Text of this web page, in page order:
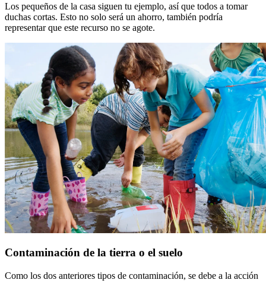
Los pequeños de la casa siguen tu ejemplo, así que todos a tomar
duchas cortas. Esto no solo será un ahorro, también podría
representar que este recurso no se agote.
Contaminación de la tierra o el suelo
Como los dos anteriores tipos de contaminación, se debe a la acción